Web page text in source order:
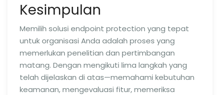
Kesimpulan
Memilih solusi endpoint protection yang tepat
untuk organisasi Anda adalah proses yang
memerlukan penelitian dan pertimbangan
matang. Dengan mengikuti lima langkah yang
telah dijelaskan di atas—memahami kebutuhan
keamanan, mengevaluasi fitur, memeriksa